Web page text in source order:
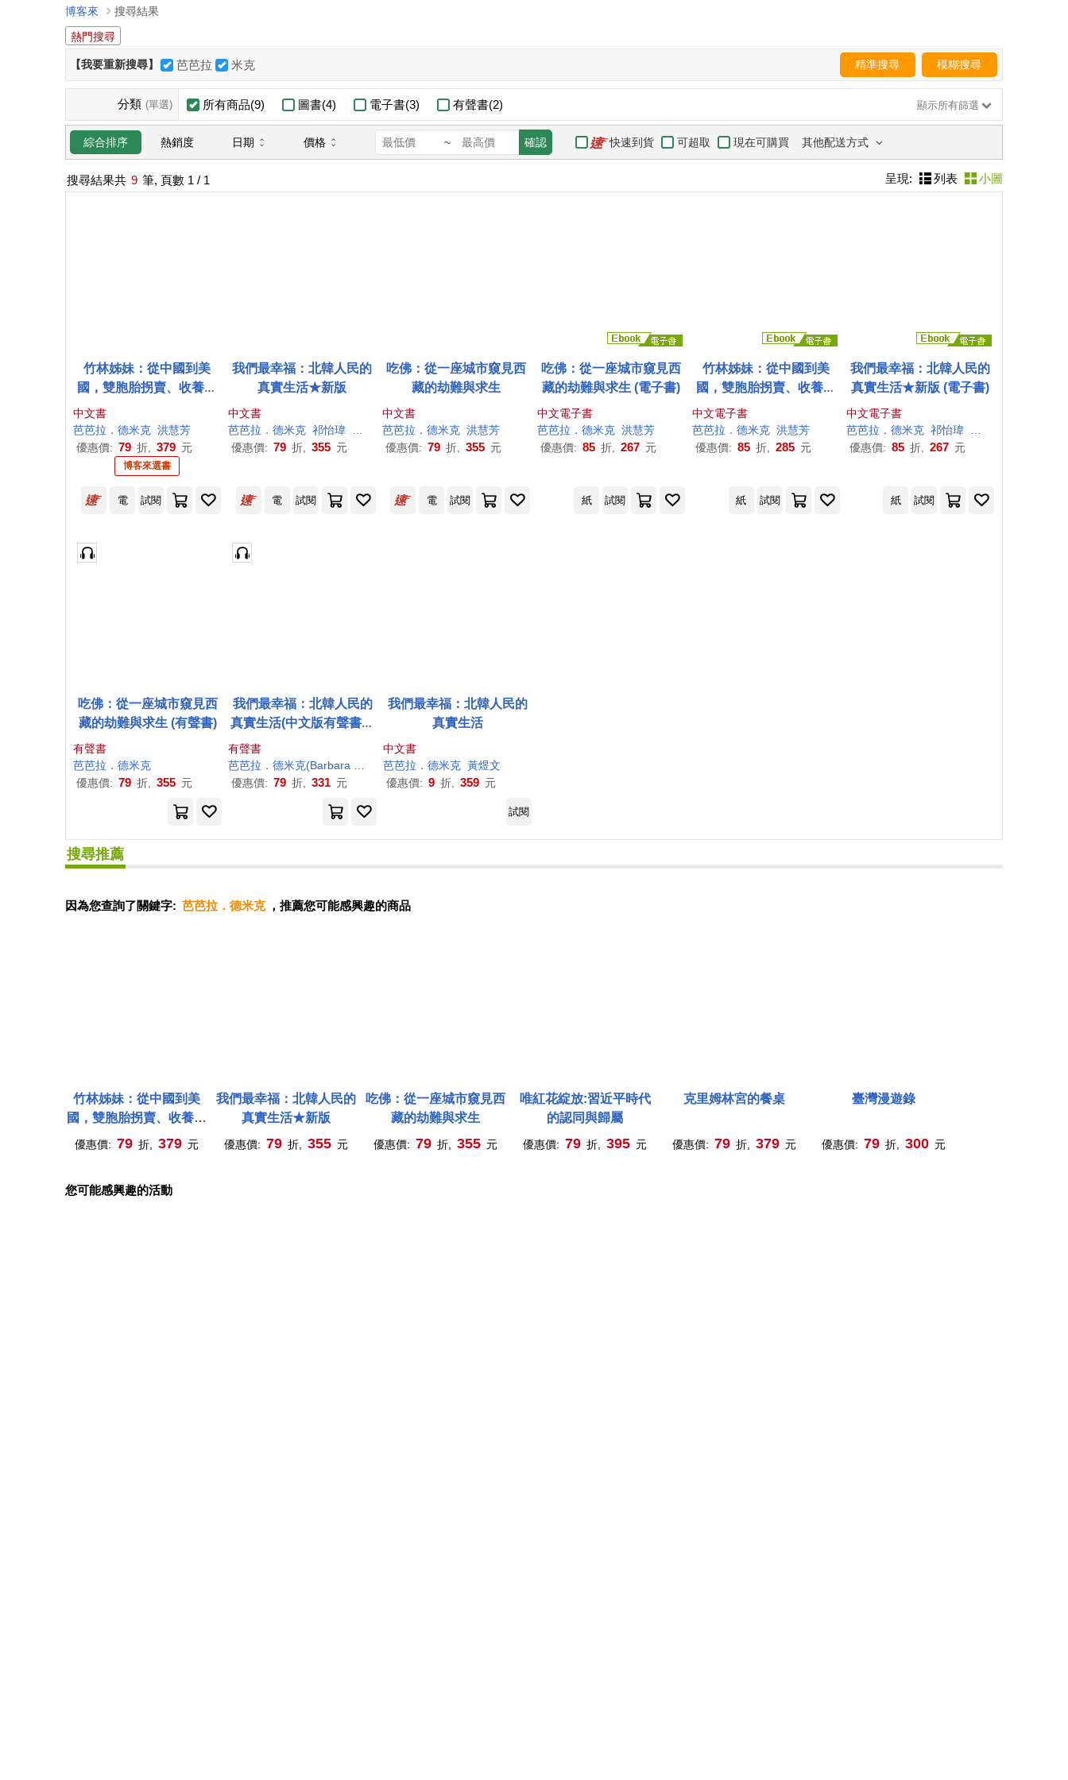
博客來
搜尋結果
熱門搜尋
【我要重新搜尋】 芭芭拉 米克 精準搜尋 模糊搜尋
分類 (單選) 所有商品(9) 圖書(4) 電子書(3) 有聲書(2) 顯示所有篩選
綜合排序 熱銷度 日期 價格 ~ 確認 快速到貨 可超取 現在可購買 其他配送方式
搜尋結果共 9 筆, 頁數 1 / 1 呈現: 列表 小圖
竹林姊妹：從中國到美
國，雙胞胎拐賣、收養、
離散的真實故事【作者印
刷簽名扉頁版】
中文書
芭芭拉 ．德米克 洪慧芳
優惠價: 79 折, 379 元
博客來選書
我們最幸福：北韓人民的
真實生活★新版
中文書
芭芭拉 ．德米克 祁怡瑋
黃煜文
優惠價: 79 折, 355 元
吃佛：從一座城市窺見西
藏的劫難與求生
中文書
芭芭拉 ．德米克 洪慧芳
優惠價: 79 折, 355 元
吃佛：從一座城市窺見西
藏的劫難與求生 (電子書)
中文電子書
芭芭拉 ．德米克 洪慧芳
優惠價: 85 折, 267 元
竹林姊妹：從中國到美
國，雙胞胎拐賣、收養、
離散的真實故事【作者印
刷簽名扉頁版】 (電子書)
中文電子書
芭芭拉 ．德米克 洪慧芳
優惠價: 85 折, 285 元
我們最幸福：北韓人民的
真實生活★新版 (電子書)
中文電子書
芭芭拉 ．德米克 祁怡瑋
優惠價: 85 折, 267 元
電 試閱 電 試閱 電 試閱 紙 試閱 紙 試閱 紙 試閱
吃佛：從一座城市窺見西
藏的劫難與求生 (有聲書)
有聲書
芭芭拉 ．德米克
優惠價: 79 折, 355 元
我們最幸福：北韓人民的
真實生活(中文版有聲書首
度上市) (有聲書)
有聲書
芭芭拉 ．德米克(Barbara Demick)
優惠價: 79 折, 331 元
我們最幸福：北韓人民的
真實生活
中文書
芭芭拉 ．德米克 黃煜文
優惠價: 9 折, 359 元
試閱
搜尋推薦
因為您查詢了關鍵字: 芭芭拉．德米克 ，推薦您可能感興趣的商品
竹林姊妹：從中國到美
國，雙胞胎拐賣、收養、
離散的真實故事【作者印
優惠價: 79 折, 379 元
我們最幸福：北韓人民的
真實生活★新版
優惠價: 79 折, 355 元
吃佛：從一座城市窺見西
藏的劫難與求生
優惠價: 79 折, 355 元
唯紅花綻放:習近平時代
的認同與歸屬
優惠價: 79 折, 395 元
克里姆林宮的餐桌
優惠價: 79 折, 379 元
臺灣漫遊錄
優惠價: 79 折, 300 元
您可能感興趣的活動